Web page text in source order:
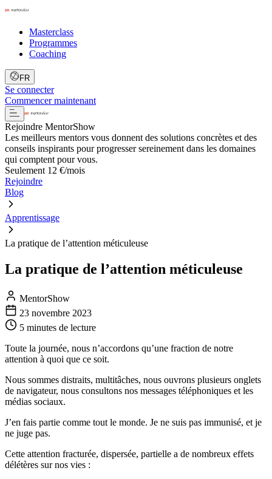
Masterclass
Programmes
Coaching
FR
Se connecter
Commencer maintenant
Rejoindre MentorShow
Les meilleurs mentors vous donnent des solutions concrètes et des
conseils inspirants pour progresser sereinement dans les domaines
qui comptent pour vous.
Seulement 12 €/mois
Rejoindre
Blog
Apprentissage
La pratique de l’attention méticuleuse
La pratique de l’attention méticuleuse
MentorShow
23 novembre 2023
5 minutes de lecture
Toute la journée, nous n’accordons qu’une fraction de notre
attention à quoi que ce soit.
Nous sommes distraits, multitâches, nous ouvrons plusieurs onglets
de navigateur, nous consultons nos messages téléphoniques et les
médias sociaux.
J’en fais partie comme tout le monde. Je ne suis pas immunisé, et je
ne juge pas.
Cette attention fracturée, dispersée, partielle a de nombreux effets
délétères sur nos vies :